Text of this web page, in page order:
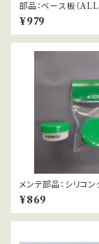
部品：ベース板（
ベース）
¥979
メンテ部品：シリコ
01（10g）
¥869